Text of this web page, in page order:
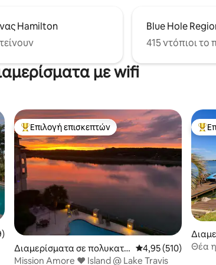
Hamilton
Blue Hole
415 ντόπιοι το
με wifi
4,84 στα 5, 359 κριτικές
Κορυφαία επιλογή επισκεπτών
Επιλογή επισκεπτών
Διαμερίσματα σε πολυκατο
ικία στην πόλη Lago Vista
Μέση βαθμολογία:
4,95 (510)
Mission Amore ❤️ Island @ Lake Travis
ικία
Θέα